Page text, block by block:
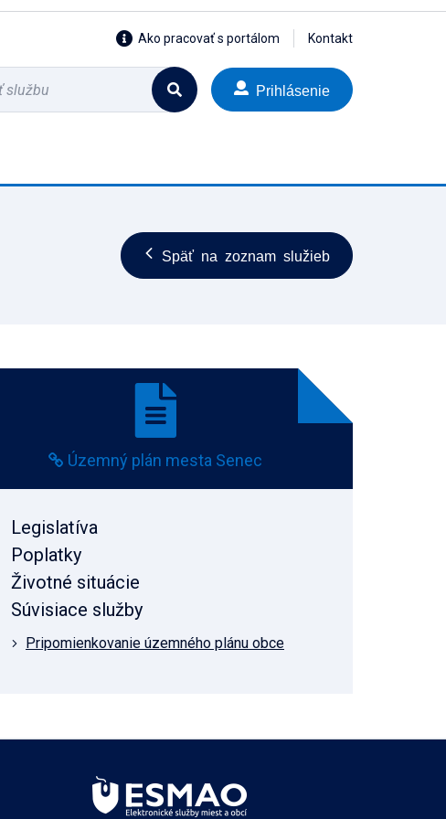
Ako pracovať s portálom Kontakt
Prihlásenie
Späť na zoznam služieb
Územný plán mesta Senec
Legislatíva
Poplatky
Životné situácie
Súvisiace služby
Pripomienkovanie územného plánu obce